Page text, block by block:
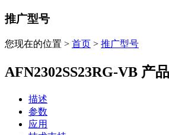
推广型号
您现在的位置 > 首页 > 推广型号
AFN2302SS23RG-VB 产
描述
参数
应用